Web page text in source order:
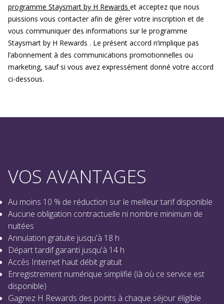
programme Staysmart by H Rewards et acceptez que nous
puissions vous contacter afin de gérer votre inscription et de
vous communiquer des informations sur le programme
Staysmart by H Rewards . Le présent accord n’implique pas
l’abonnement à des communications promotionnelles ou
marketing, sauf si vous avez expressément donné votre accord
ci-dessous.
VOS AVANTAGES
Au moins 10 % de réduction sur le meilleur tarif disponible
Aucune obligation contractuelle ni nombre minimum de
nuitées
Annulation gratuite jusqu'à 18 h
Départ tardif garanti jusqu'à 14 h
Accès Internet haut débit gratuit
Enregistrement numérique simplifié (là où ce service est
disponible)
Gagnez H Rewards des points à chaque séjour éligible